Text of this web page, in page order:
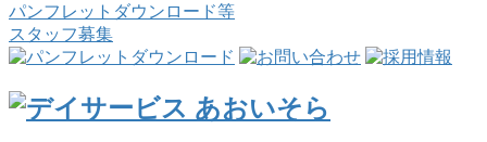
パンフレットダウンロード等
スタッフ募集